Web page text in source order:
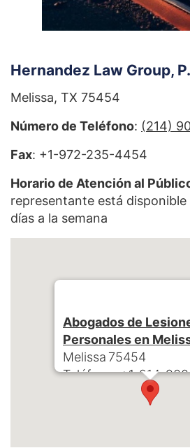
Hernandez Law Group,
Melissa, TX 75454
Número de Teléfono: (214)
Fax: +1-972-235-4454
Horario de Atención al
representante está
días a la semana
Abogados de
Personales en
Melissa 75454
Teléfono:+1-214-